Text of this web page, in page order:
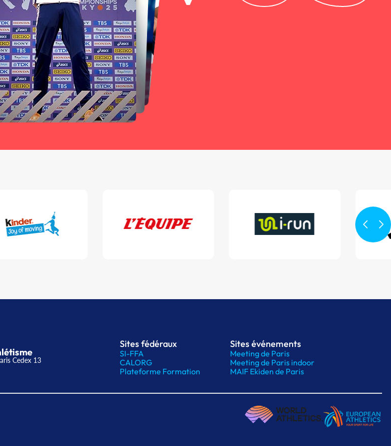
Cedex 13
Sites fédéraux
SI-FFA
CALORG
Plateforme Formation
Sites événements
Meeting de Paris
Meeting de Paris indoor
MAIF Ekiden de Paris